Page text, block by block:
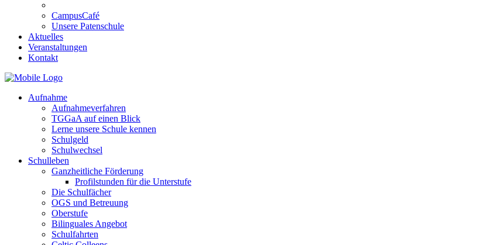
CampusCafé
Unsere Patenschule
Aktuelles
Veranstaltungen
Kontakt
Aufnahme
Aufnahmeverfahren
TGGaA auf einen Blick
Lerne unsere Schule kennen
Schulgeld
Schulwechsel
Schulleben
Ganzheitliche Förderung
Profilstunden für die Unterstufe
Die Schulfächer
OGS und Betreuung
Oberstufe
Bilinguales Angebot
Schulfahrten